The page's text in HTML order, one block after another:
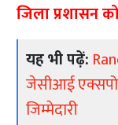
जिला प्रशासन
यह भी पढ़ें:
जेसीआई एक्सपो
जिम्मेदारी